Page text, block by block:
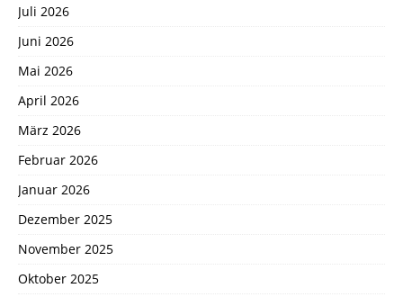
Juli 2026
Juni 2026
Mai 2026
April 2026
März 2026
Februar 2026
Januar 2026
Dezember 2025
November 2025
Oktober 2025